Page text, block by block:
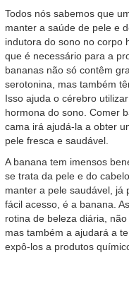
Todos nós sabemos que
manter a saúde de pele e
indutora do sono no corpo
que é necessário para a
bananas não só contêm
serotonina, mas também
Isso ajuda o cérebro
hormona do sono. Comer
cama irá ajudá-la a obter
pele fresca e saudável.
A banana tem imensos
se trata da pele e do
manter a pele saudável, já
fácil acesso, é a banana.
rotina de beleza diária,
mas também a ajudará a
expô-los a produtos